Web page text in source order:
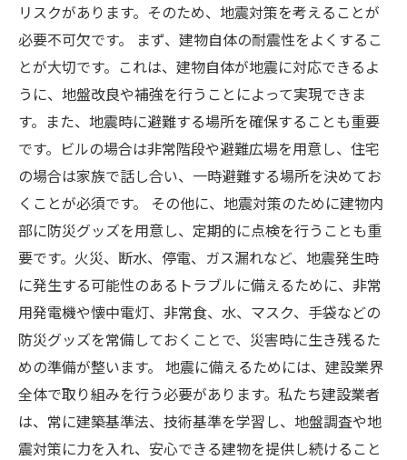
リスクがあります。そのため、地震対策を考えることが
必要不可欠です。 まず、建物自体の耐震性をよくするこ
とが大切です。これは、建物自体が地震に対応できるよ
うに、地盤改良や補強を行うことによって実現できま
す。また、地震時に避難する場所を確保することも重要
です。ビルの場合は非常階段や避難広場を用意し、住宅
の場合は家族で話し合い、一時避難する場所を決めてお
くことが必須です。 その他に、地震対策のために建物内
部に防災グッズを用意し、定期的に点検を行うことも重
要です。火災、断水、停電、ガス漏れなど、地震発生時
に発生する可能性のあるトラブルに備えるために、非常
用発電機や懐中電灯、非常食、水、マスク、手袋などの
防災グッズを常備しておくことで、災害時に生き残るた
めの準備が整います。 地震に備えるためには、建設業界
全体で取り組みを行う必要があります。私たち建設業者
は、常に建築基準法、技術基準を学習し、地盤調査や地
震対策に力を入れ、安心できる建物を提供し続けること